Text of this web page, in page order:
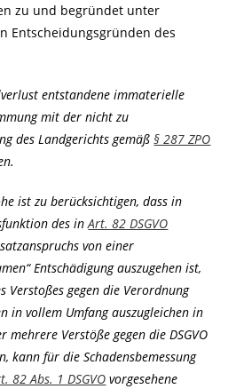
zu und begründet unter
Entscheidungsgründen des
entstandene immaterielle
mit der nicht zu
des Landgerichts gemäß§ 287 ZPO
ist zu berücksichtigen, dass in
des inArt. 82 DSGVO
von einer
Entschädigung auszugehen ist,
Verstoßes gegen die Verordnung
in vollem Umfang auszugleichen in
mehrere Verstöße gegen die DSGVO
kann für die Schadensbemessung
82 Abs. 1 DSGVO vorgesehene